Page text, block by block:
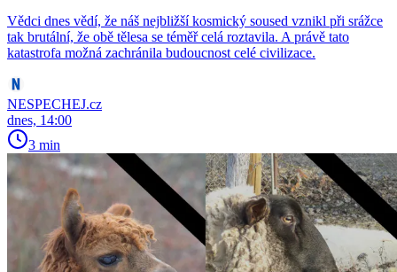
Vědci dnes vědí, že náš nejbližší kosmický soused vznikl při srážce
tak brutální, že obě tělesa se téměř celá roztavila. A právě tato
katastrofa možná zachránila budoucnost celé civilizace.
NESPECHEJ.cz
dnes, 14:00
3 min